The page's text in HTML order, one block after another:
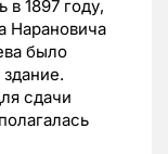
в 1897 году,
Нарановича
было
сдачи